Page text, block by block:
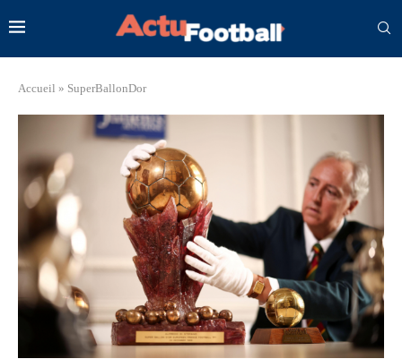
Accueil » SuperBallonDor